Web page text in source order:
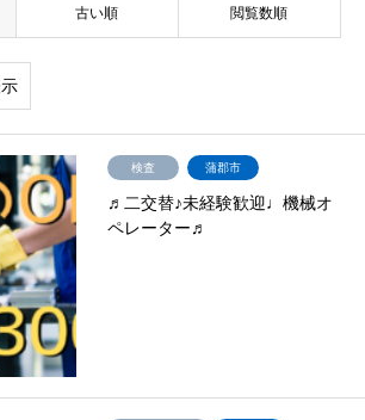
古い順 閲覧数順
検査 蒲郡市
♬二交替♪未経験歓迎♩機械オ
ペレーター♬